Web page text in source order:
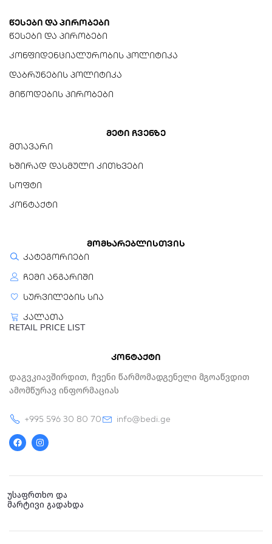
მავთულის ზომა (AWG)
24AWG (დენის ხაზები),
ხაზები)
5V DC, 500mA-მდე
სტანდარტული USB-A ჰოსტ
მოწყობილობები და
პერიფერიული
დამატებითი ფუნქციები
წესები და პირობები
წესები და პირობები
კონფიდენციალურობის პოლიტიკა
დაბრუნების პოლიტიკა
მიწოდების პირობები
მეტი ჩვენზე
მთავარი
ხშირად დასმული კითხვები
სოფტი
კონტაქტი
მომხარებლისთვის
კატეგორიები
ჩემი ანგარიში
სურვილების სია
კალათა
RETAIL PRICE LIST
კონტაქტი
Დაგვკიავშირდით, Ჩვენი Წარმომადგენელი Მგოაწვდით
Ამომწურავ Ინფორმაციას
+995 596 30 80 70
info@bedi.ge
a
c
e
o
n
s
t
r
m
უსაფრთხო და
მარტივი გადახდა